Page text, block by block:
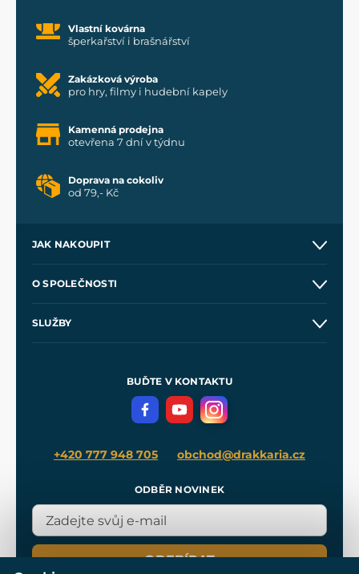
Vlastní kovárna
šperkařství i brašnářství
Zakázková výroba
pro hry, filmy i hudební kapely
Kamenná prodejna
otevřena 7 dní v týdnu
Doprava na cokoliv
od 79,- Kč
JAK NAKOUPIT
Velkoobchod
O SPOLEČNOSTI
SLUŽBY
Meče pro Kingdom Come
BUĎTE V KONTAKTU
+420 777 948 705 obchod@drakkaria.cz
ODBĚR NOVINEK
ODEBÍRAT